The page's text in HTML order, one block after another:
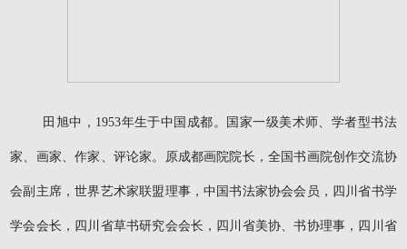
田旭中，1953年生于中国成都。国家一级美术师、学者型书法
家、画家、作家、评论家。原成都画院院长，全国书画院创作交流协
会副主席，世界艺术家联盟理事，中国书法家协会会员，四川省书学
学会会长，四川省草书研究会会长，四川省美协、书协理事，四川省